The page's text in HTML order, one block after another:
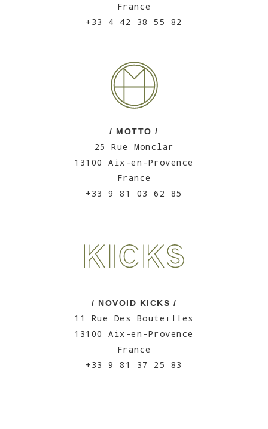
France
+33 4 42 38 55 82
/ MOTTO /
25 Rue Monclar
13100 Aix-en-Provence
France
+33 9 81 03 62 85
/ NOVOID KICKS /
11 Rue Des Bouteilles
13100 Aix-en-Provence
France
+33 9 81 37 25 83